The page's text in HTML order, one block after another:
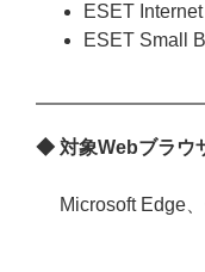
ESET
ESET Small
◆ 対象Webブラウ
Microsoft Edge